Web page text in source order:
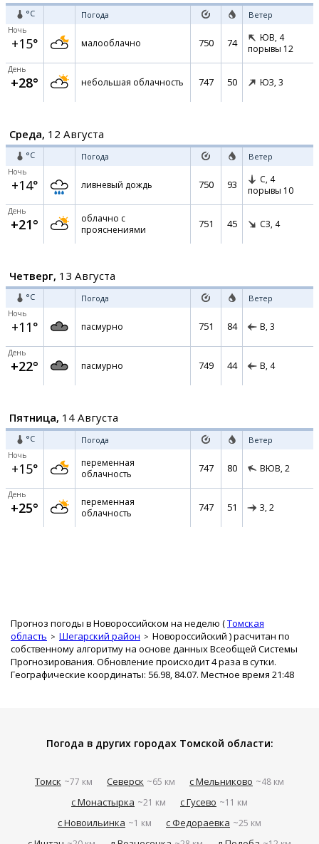
°C Погода Ветер
Ночь
+15° малооблачно 750 74 ЮВ, 4
порывы 12
День
+28° небольшая облачность 747 50 ЮЗ, 3
Среда, 12 Августа
°C Погода Ветер
Ночь
+14° ливневый дождь 750 93 С, 4
порывы 10
День
+21°
облачно с
прояснениями
751 45 СЗ, 4
Четверг, 13 Августа
°C Погода Ветер
Ночь
+11° пасмурно 751 84 В, 3
День
+22° пасмурно 749 44 В, 4
Пятница, 14 Августа
°C Погода Ветер
Ночь
+15°
переменная
облачность
747 80 ВЮВ, 2
День
+25°
переменная
облачность
747 51 З, 2
Прогноз погоды в Новороссийском на неделю (Томская
область
Шегарский район Новороссийский ) расчитан по
собственному алгоритму на основе данных Всеобщей Системы
Прогнозирования. Обновление происходит 4 раза в сутки.
Географические координаты: 56.98, 84.07. Местное время 21:48
Погода в других городах Томской области:
Томск ~77 км Северск ~65 км с Мельниково ~48 км
с Монастырка ~21 км с Гусево ~11 км
с Новоильинка ~1 км с Федораевка ~25 км